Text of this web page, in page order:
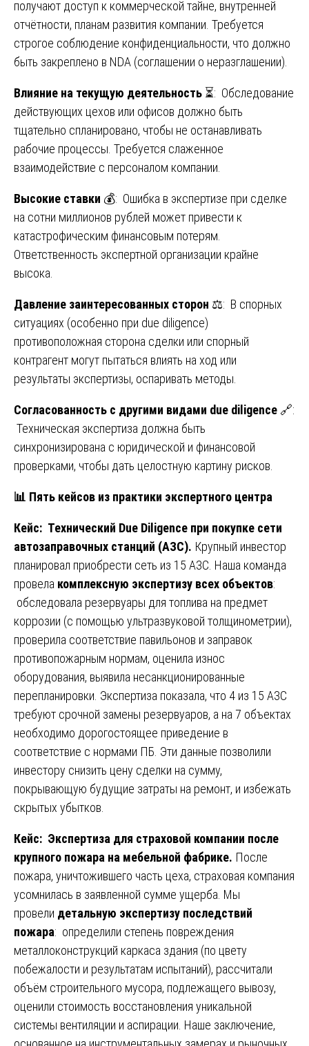
получают доступ к коммерческой тайне, внутренней
отчётности, планам развития компании. Требуется
строгое соблюдение конфиденциальности, что должно
быть закреплено в NDA (соглашении о неразглашении).
Влияние на текущую деятельность ⏳: Обследование
действующих цехов или офисов должно быть
тщательно спланировано, чтобы не останавливать
рабочие процессы. Требуется слаженное
взаимодействие с персоналом компании.
Высокие ставки 💰: Ошибка в экспертизе при сделке
на сотни миллионов рублей может привести к
катастрофическим финансовым потерям.
Ответственность экспертной организации крайне
высока.
Давление заинтересованных сторон ⚖️: В спорных
ситуациях (особенно при due diligence)
противоположная сторона сделки или спорный
контрагент могут пытаться влиять на ход или
результаты экспертизы, оспаривать методы.
Согласованность с другими видами due diligence 🔗:
Техническая экспертиза должна быть
синхронизирована с юридической и финансовой
проверками, чтобы дать целостную картину рисков.
📊 Пять кейсов из практики экспертного центра
Кейс: Технический Due Diligence при покупке сети
автозаправочных станций (АЗС). Крупный инвестор
планировал приобрести сеть из 15 АЗС. Наша команда
провела комплексную экспертизу всех объектов:
обследовала резервуары для топлива на предмет
коррозии (с помощью ультразвуковой толщинометрии),
проверила соответствие павильонов и заправок
противопожарным нормам, оценила износ
оборудования, выявила несанкционированные
перепланировки. Экспертиза показала, что 4 из 15 АЗС
требуют срочной замены резервуаров, а на 7 объектах
необходимо дорогостоящее приведение в
соответствие с нормами ПБ. Эти данные позволили
инвестору снизить цену сделки на сумму,
покрывающую будущие затраты на ремонт, и избежать
скрытых убытков.
Кейс: Экспертиза для страховой компании после
крупного пожара на мебельной фабрике. После
пожара, уничтожившего часть цеха, страховая компания
усомнилась в заявленной сумме ущерба. Мы
провели детальную экспертизу последствий
пожара: определили степень повреждения
металлоконструкций каркаса здания (по цвету
побежалости и результатам испытаний), рассчитали
объём строительного мусора, подлежащего вывозу,
оценили стоимость восстановления уникальной
системы вентиляции и аспирации. Наше заключение,